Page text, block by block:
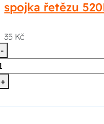
spojka řetězu
35 Kč
-
+